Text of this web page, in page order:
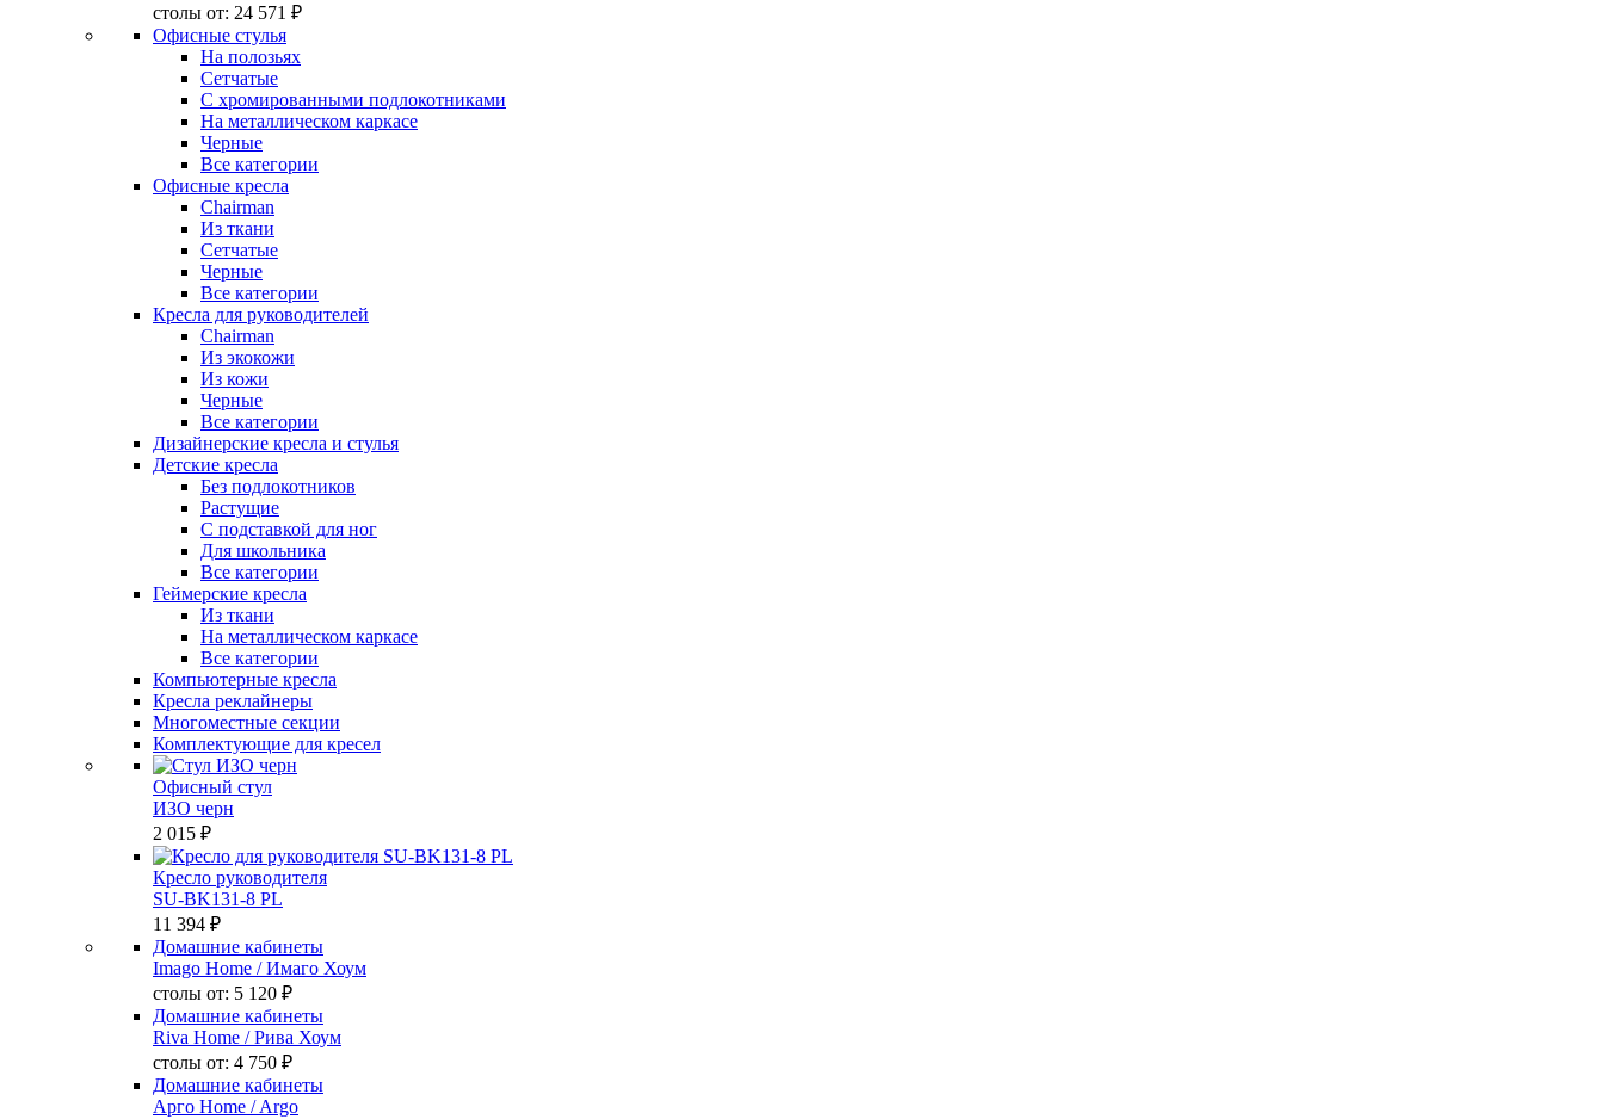
столы от: 24 571 ₽
Офисные стулья
На полозьях
Сетчатые
С хромированными подлокотниками
На металлическом каркасе
Черные
Все категории
Офисные кресла
Chairman
Из ткани
Сетчатые
Черные
Все категории
Кресла для руководителей
Chairman
Из экокожи
Из кожи
Черные
Все категории
Дизайнерские кресла и стулья
Детские кресла
Без подлокотников
Растущие
С подставкой для ног
Для школьника
Все категории
Геймерские кресла
Из ткани
На металлическом каркасе
Все категории
Компьютерные кресла
Кресла реклайнеры
Многоместные секции
Комплектующие для кресел
Офисный стул
ИЗО черн
2 015 ₽
Кресло руководителя
SU-BK131-8 PL
11 394 ₽
Домашние кабинеты
Imago Home / Имаго Хоум
столы от: 5 120 ₽
Домашние кабинеты
Riva Home / Рива Хоум
столы от: 4 750 ₽
Домашние кабинеты
Арго Home / Argo